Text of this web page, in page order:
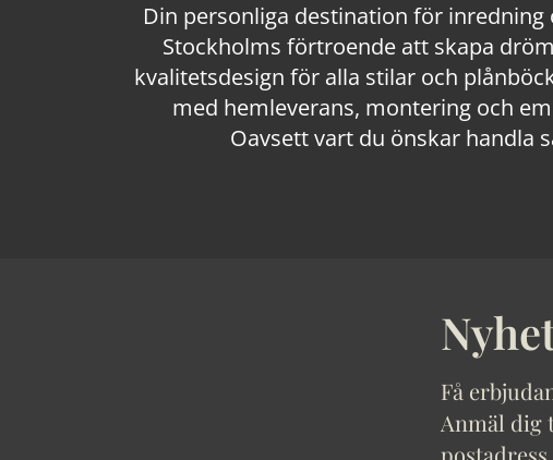
Din personliga destination för
Stockholms förtroende att skapa
kvalitetsdesign för alla stilar och
med hemleverans, montering och
Oavsett vart du önskar handla
Få
Anmäl dig
postadress.